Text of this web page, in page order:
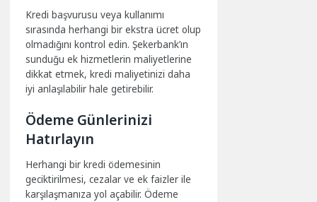
Kredi başvurusu veya kullanımı
sırasında herhangi bir ekstra ücret olup
olmadığını kontrol edin. Şekerbank’ın
sunduğu ek hizmetlerin maliyetlerine
dikkat etmek, kredi maliyetinizi daha
iyi anlaşılabilir hale getirebilir.
Ödeme Günlerinizi
Hatırlayın
Herhangi bir kredi ödemesinin
geciktirilmesi, cezalar ve ek faizler ile
karşılaşmanıza yol açabilir. Ödeme